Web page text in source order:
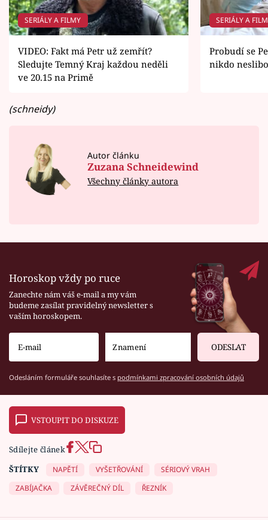
SERIÁLY A FILMY
VIDEO: Fakt má Petr už zemřít?
Sledujte Temný Kraj každou neděli
ve 20.15 na Primě
SERIÁLY A
Probudí se
nikdo
(schneidy)
Autor článku
Zuzana Schneidewind
Všechny články autora
Horoskop vždy po ruce
Zanechte nám váš e-mail a my vám
budeme zasílat pravidelný newsletter s
vaším horoskopem.
ODESLAT
Odesláním formuláře souhlasíte s podmínkami zpracování osobních údajů
VSTOUPIT DO DISKUZE
Sdílejte článek
ŠTÍTKY
NAPĚTÍ VYŠETŘOVÁNÍ
SÉRIOVÝ VRAH
ZABÍJAČKA
ZÁVĚREČNÝ DÍL ŘEZNÍK